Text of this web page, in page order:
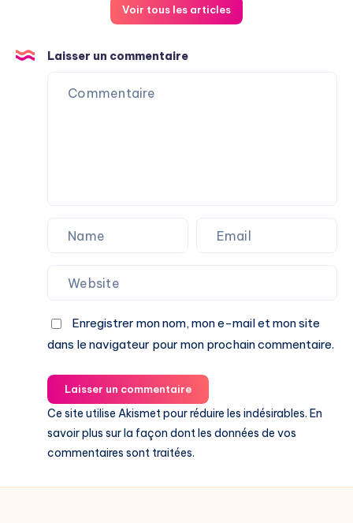
Voir tous les articles
Laisser un commentaire
Enregistrer mon nom, mon e-mail et mon site
dans le navigateur pour mon prochain commentaire.
Laisser un commentaire
Ce site utilise Akismet pour réduire les indésirables. En
savoir plus sur la façon dont les données de vos
commentaires sont traitées.